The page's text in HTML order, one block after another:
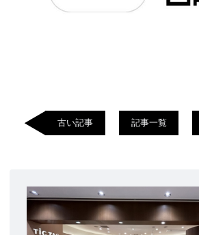
古い記事 記事一覧